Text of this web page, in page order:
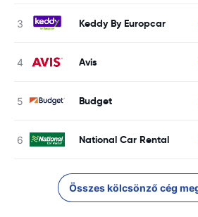
Keddy By Europcar
Avis
Budget
National Car Rental
Összes kölcsönző cég